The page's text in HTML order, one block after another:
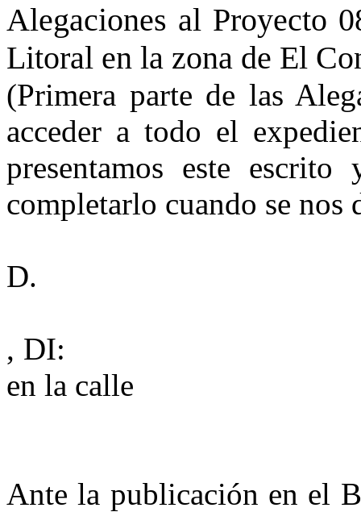
Alegaciones al Proyecto
Litoral en la zona de El
(Primera parte de las
acceder a todo el
presentamos este
completarlo cuando se nos
D.
, DI:
en la calle
Ante la publicación en el